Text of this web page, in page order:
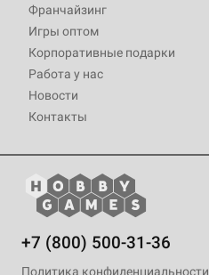
Франчайзинг
Игры оптом
Корпоративные подарки
Работа у нас
Новости
Контакты
+7 (800) 500-31-36
Политика конфиденциальности